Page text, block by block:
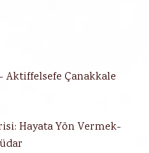
Aktiffelsefe Çanakkale
Hayata Yön Vermek-